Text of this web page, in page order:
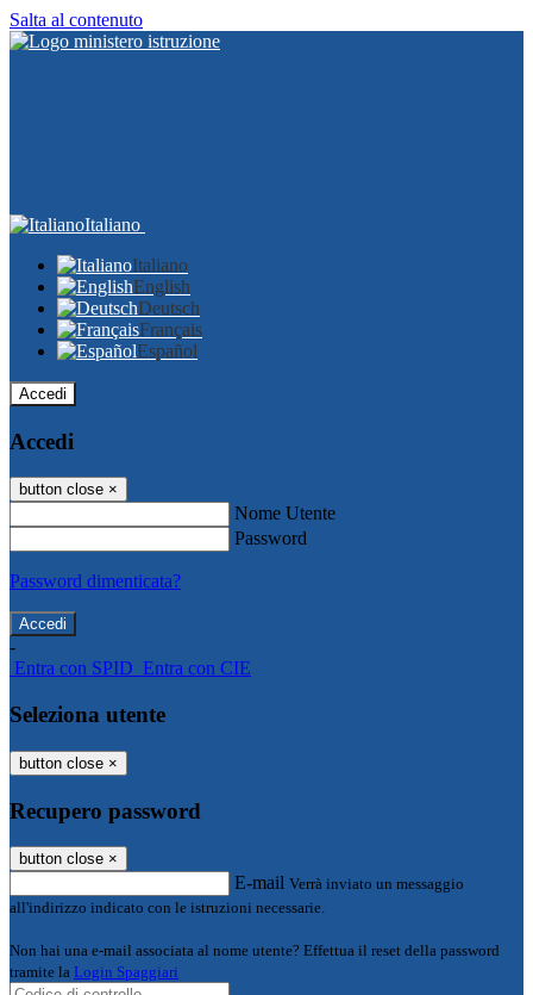
Salta al contenuto
Italiano
Italiano
English
Deutsch
Français
Español
Accedi
Accedi
button close ×
Nome Utente
Password
Password dimenticata?
-
Entra con SPID Entra con CIE
Seleziona utente
button close ×
Recupero password
button close ×
E-mail Verrà inviato un messaggio
all'indirizzo indicato con le istruzioni necessarie.
Non hai una e-mail associata al nome utente? Effettua il reset della password
tramite la Login Spaggiari